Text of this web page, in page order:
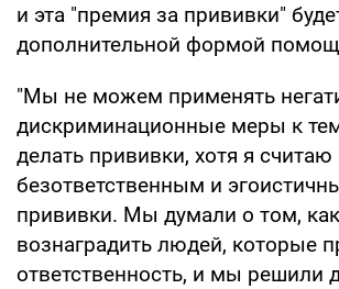
и эта "премия за прививки"
дополнительной формой
"Мы не можем применять
дискриминационные меры к
делать прививки, хотя я считаю
безответственным и
прививки. Мы думали о том, как
вознаградить людей, которые
ответственность, и мы решили